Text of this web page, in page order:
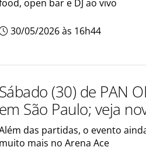
open bar e DJ ao vivo
30/05/2026 às 16h44
Sábado (30) de PAN
em São Paulo; veja
das partidas, o evento
muito mais no Arena Ace